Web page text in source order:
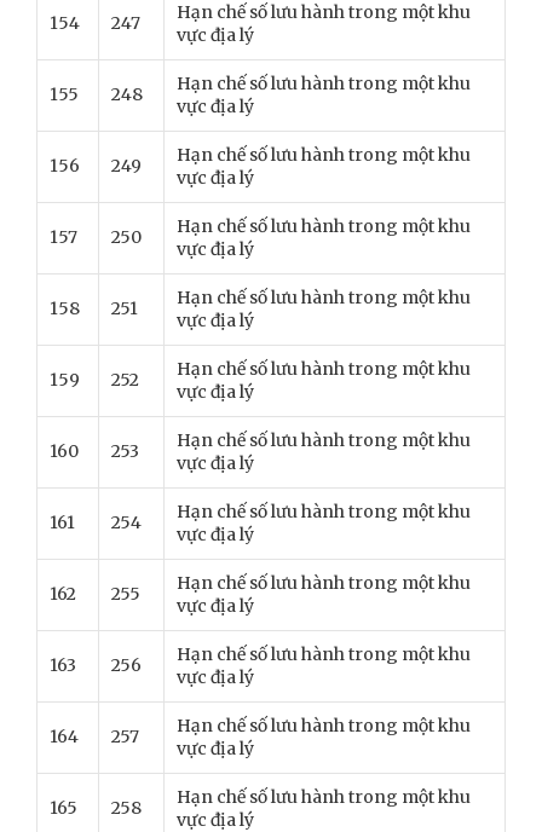
154 247
Hạn chế số lưu hành trong một khu
vực địa lý
155 248
Hạn chế số lưu hành trong một khu
vực địa lý
156 249
Hạn chế số lưu hành trong một khu
vực địa lý
157 250
Hạn chế số lưu hành trong một khu
vực địa lý
158 251
Hạn chế số lưu hành trong một khu
vực địa lý
159 252
Hạn chế số lưu hành trong một khu
vực địa lý
160 253
Hạn chế số lưu hành trong một khu
vực địa lý
161 254
Hạn chế số lưu hành trong một khu
vực địa lý
162 255
Hạn chế số lưu hành trong một khu
vực địa lý
163 256
Hạn chế số lưu hành trong một khu
vực địa lý
164 257
Hạn chế số lưu hành trong một khu
vực địa lý
165 258
Hạn chế số lưu hành trong một khu
vực địa lý